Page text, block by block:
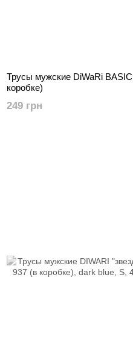
Трусы мужские DiWaRi
коробке)
249 грн